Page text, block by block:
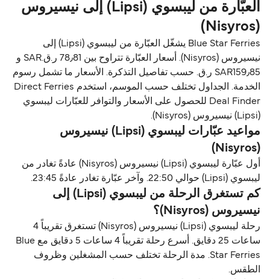
العبّارة من ليبسوي (Lipsi) إلى نيسيروس
(Nisyros)
Blue Star Ferries يشغّل العبّارة من ليبسوي (Lipsi) إلى
نيسيروس (Nisyros). أسعار العبّارة تتراوح بين 78٫81 ر.ق.‏SAR و
SAR159٫85 ر.ق.‏ حسب تفاصيل التذكرة. الأسعار ما تشمل رسوم
الخدمة. الجداول تختلف حسب الموسم، استخدم Direct Ferries
Deal Finder للحصول على الأسعار والتوافر للعبّارات ليبسوي
(Lipsi) نيسيروس (Nisyros).
مواعيد عبّارات ليبسوي (Lipsi) نيسيروس
(Nisyros)
أول عبّارة ليبسوي (Lipsi) نيسيروس (Nisyros) عادةً تغادر من
ليبسوي (Lipsi) حوالي 22:50. وآخر عبّارة تغادر عادةً 23:45.
كم تستغرق الرحلة من ليبسوي (Lipsi) إلى
نيسيروس (Nisyros)؟
رحلة ليبسوي (Lipsi) نيسيروس (Nisyros) تستغرق تقريباً 4
ساعات 25 دقايق. أسرع رحلة تقريباً 4 ساعات 5 دقايق مع Blue
Star Ferries. مدة الرحلة تختلف حسب المشغلين وظروف
الطقس.